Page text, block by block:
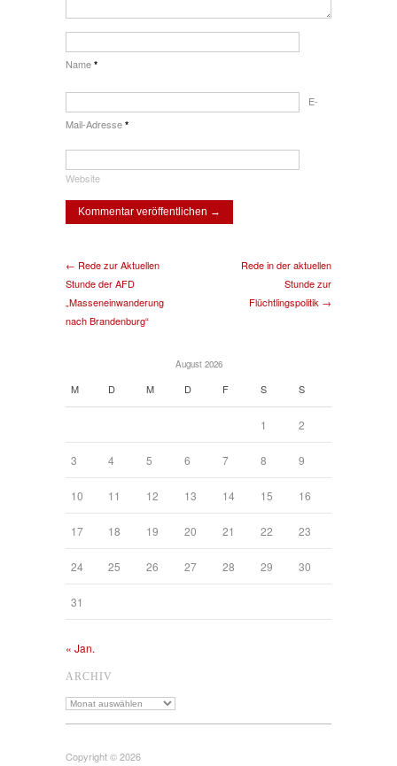
Name *
E-
Mail-Adresse *
Website
← Rede zur Aktuellen
Stunde der AFD
„Masseneinwanderung
nach Brandenburg“
Rede in der aktuellen
Stunde zur
Flüchtlingspolitik →
August 2026
M D M D F S S
1 2
3 4 5 6 7 8 9
10 11 12 13 14 15 16
17 18 19 20 21 22 23
24 25 26 27 28 29 30
31
« Jan.
ARCHIV
Archiv
Copyright © 2026